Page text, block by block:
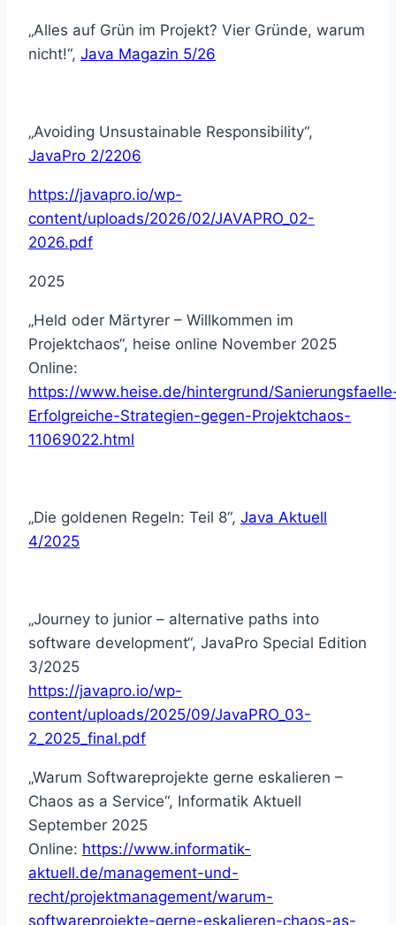
„Alles auf Grün im Projekt? Vier Gründe, warum
nicht!“, Java Magazin 5/26
„Avoiding Unsustainable Responsibility“,
JavaPro 2/2206
https://javapro.io/wp-
content/uploads/2026/02/JAVAPRO_02-
2026.pdf
2025
„Held oder Märtyrer – Willkommen im
Projektchaos“, heise online November 2025
Online:
https://www.heise.de/hintergrund/
Erfolgreiche-Strategien-gegen-Projektchaos-
11069022.html
„Die goldenen Regeln: Teil 8“, Java Aktuell
4/2025
„Journey to junior – alternative paths into
software development“, JavaPro Special Edition
3/2025
https://javapro.io/wp-
content/uploads/2025/09/JavaPRO_03-
2_2025_final.pdf
„Warum Softwareprojekte gerne eskalieren –
Chaos as a Service“, Informatik Aktuell
September 2025
Online: https://www.informatik-
aktuell.de/management-und-
recht/projektmanagement/warum-
softwareprojekte-gerne-eskalieren-chaos-as-